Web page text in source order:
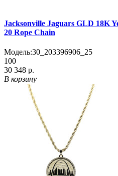
Jacksonville Jaguars GLD 18K
20 Rope Chain
Модель:30_203396906_25
100
30 348 р.
В корзину